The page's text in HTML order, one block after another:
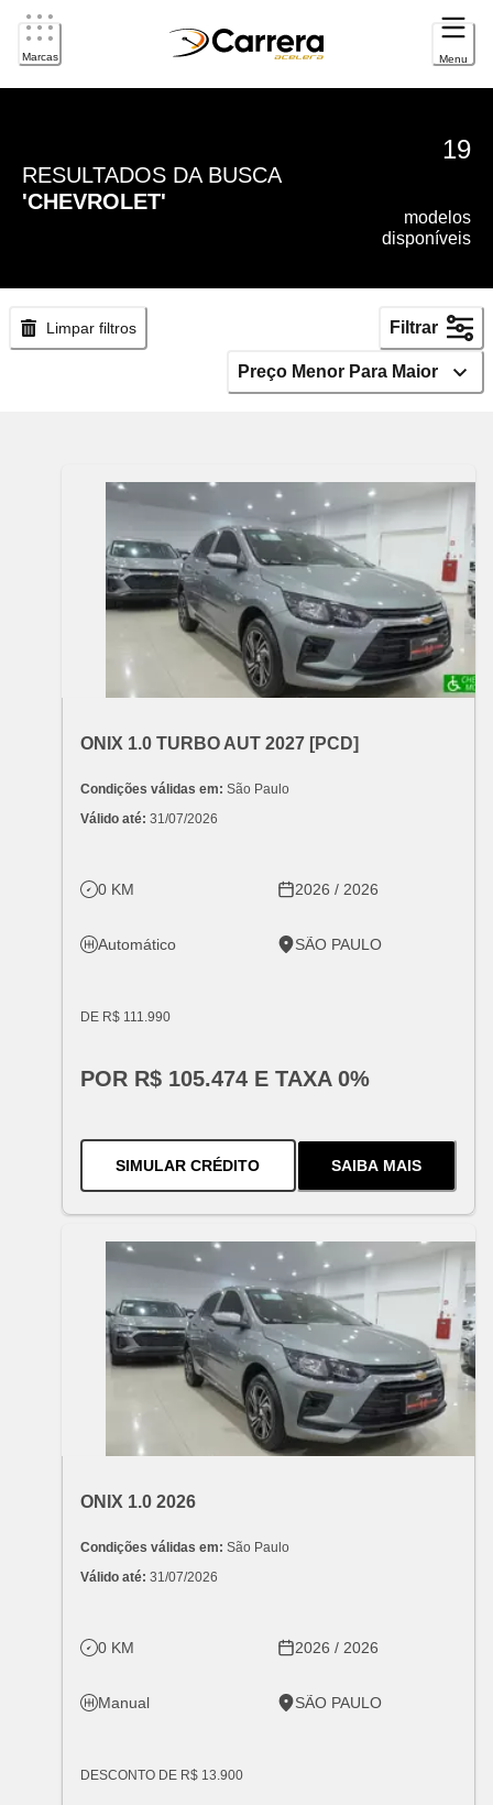
Marcas Menu
RESULTADOS DA BUSCA
'CHEVROLET'
19
modelos
disponíveis
Limpar filtros Filtrar
Preço Menor Para Maior
VARIANT: CHEVROLET
ONIX 1.0 TURBO AUT 2027 [PCD]
Condições válidas em: São Paulo
Válido até: 31/07/2026
0 KM 2026 / 2026
Automático SÃO PAULO
DE R$ 111.990
POR R$ 105.474 E TAXA 0%
SIMULAR CRÉDITOPARA O ONIX 1.0 TURBO AUT
SAIBA MAIS
SOBRE
VARIANT: CHEVROLET
ONIX 1.0 2026
Condições válidas em: São Paulo
Válido até: 31/07/2026
0 KM 2026 / 2026
Manual SÃO PAULO
DESCONTO DE R$ 13.900